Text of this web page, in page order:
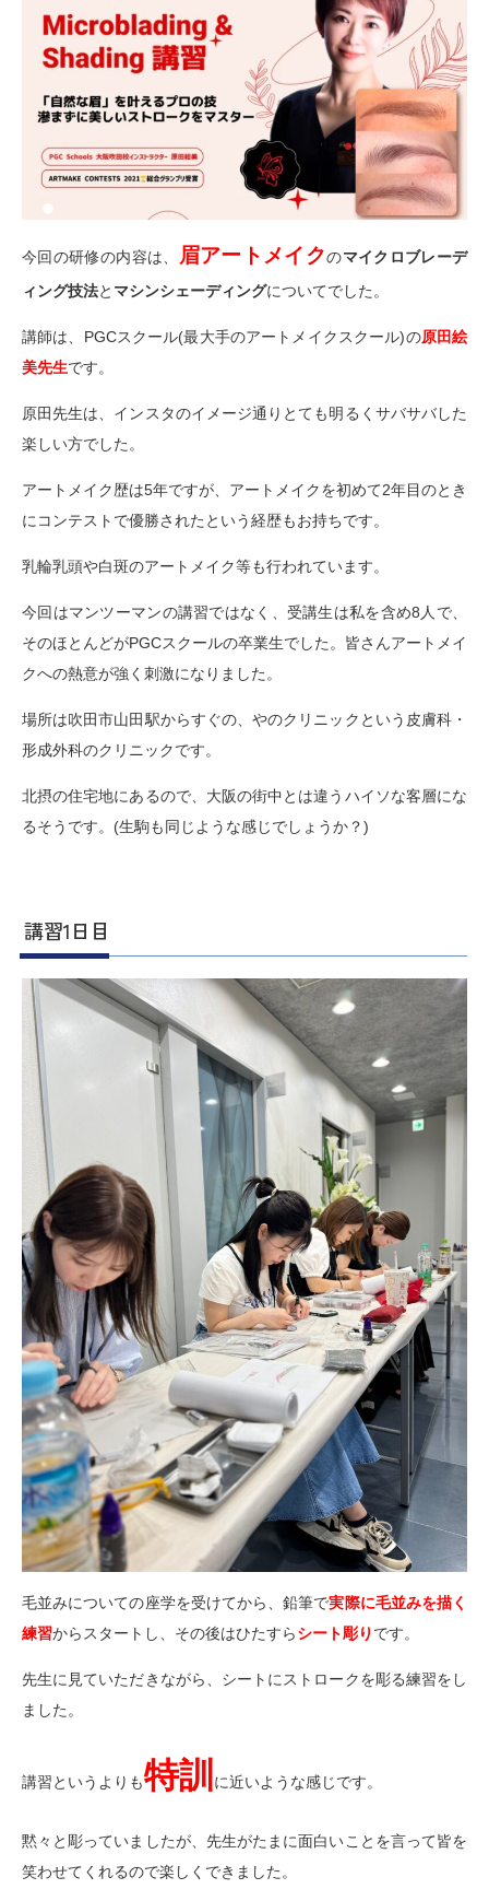
今回の研修の内容は、 眉アートメイクのマイクロブレーデ
ィング技法と マシンシェーディングについてでした。
講師は、PGCスクール(最大手のアートメイクスクール)の原田絵
美先生です。
原田先生は、インスタのイメージ通りとても明るくサバサバした
楽しい方でした。
アートメイク歴は5年ですが、アートメイクを初めて2年目のとき
にコンテストで優勝されたという経歴もお持ちです。
乳輪乳頭や白斑のアートメイク等も行われています。
今回はマンツーマンの講習ではなく、受講生は私を含め8人で、
そのほとんどがPGCスクールの卒業生でした。皆さんアートメイ
クへの熱意が強く刺激になりました。
場所は吹田市山田駅からすぐの、やのクリニックという皮膚科・
形成外科のクリニックです。
北摂の住宅地にあるので、大阪の街中とは違うハイソな客層にな
るそうです。(生駒も同じような感じでしょうか？)
講習1日目
毛並みについての座学を受けてから、鉛筆で実際に毛並みを描く
練習からスタートし、その後はひたすらシート彫り です。
先生に見ていただきながら、シートにストロークを彫る練習をし
ました。
講習というよりも特訓 に近いような感じです。
黙々と彫っていましたが、先生がたまに面白いことを言って皆を
笑わせてくれるので楽しくできました。